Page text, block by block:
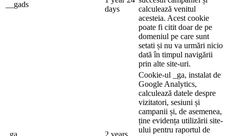
__gads
days
calculează venitul
acesteia. Acest cookie
poate fi citit doar de pe
domeniul pe care sunt
setati și nu va urmări nicio
dată în timpul navigării
prin alte site-uri.
Cookie-ul _ga, instalat de
Google Analytics,
calculează datele despre
vizitatori, sesiuni și
campanii și, de asemenea,
ține evidența utilizării site-
ului pentru raportul de